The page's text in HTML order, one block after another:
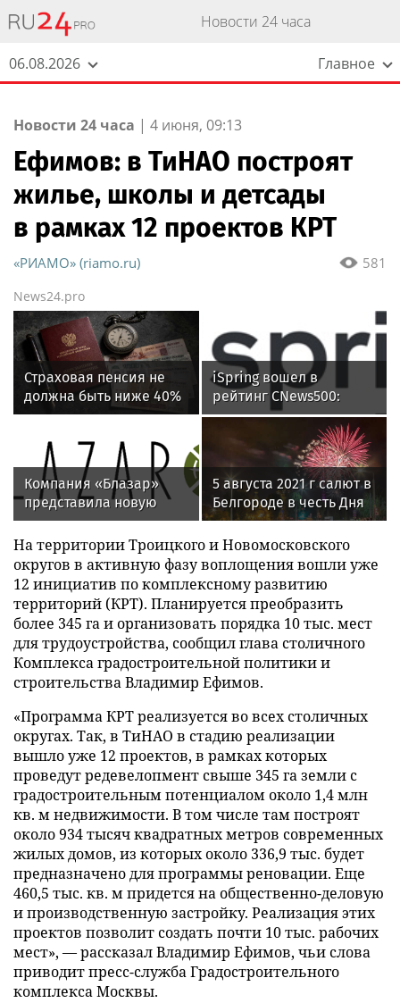
Новости 24 часа
06.08.2026 Главное
Новости 24 часа | 4 июня, 09:13
Ефимов: в ТиНАО построят
жилье, школы и детсады
в рамках 12 проектов КРТ
581
«РИАМО» (riamo.ru)
News24.pro
Страховая пенсия не
должна быть ниже 40%
среднего заработка за
работы
iSpring вошел в
рейтинг CNews500:
крупнейшие ИТ-
компании России
Компания «Блазар»
представила новую
версию системы
контроля сетевого
доступа Blazar NAC 3.0
5 августа 2021 г салют в
Белгороде в честь Дня
города
На территории Троицкого и Новомосковского
округов в активную фазу воплощения вошли уже
12 инициатив по комплексному развитию
территорий (КРТ). Планируется преобразить
более 345 га и организовать порядка 10 тыс. мест
для трудоустройства, сообщил глава столичного
Комплекса градостроительной политики и
строительства Владимир Ефимов.
«Программа КРТ реализуется во всех столичных
округах. Так, в ТиНАО в стадию реализации
вышло уже 12 проектов, в рамках которых
проведут редевелопмент свыше 345 га земли с
градостроительным потенциалом около 1,4 млн
кв. м недвижимости. В том числе там построят
около 934 тысяч квадратных метров современных
жилых домов, из которых около 336,9 тыс. будет
предназначено для программы реновации. Еще
460,5 тыс. кв. м придется на общественно-деловую
и производственную застройку. Реализация этих
проектов позволит создать почти 10 тыс. рабочих
мест», — рассказал Владимир Ефимов, чьи слова
приводит пресс-служба Градостроительного
комплекса Москвы.